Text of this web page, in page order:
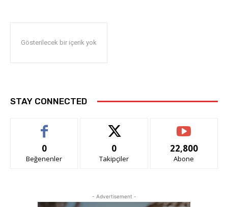
Gösterilecek bir içerik yok
STAY CONNECTED
0
Beğenenler
0
Takipçiler
22,800
Abone
- Advertisement -